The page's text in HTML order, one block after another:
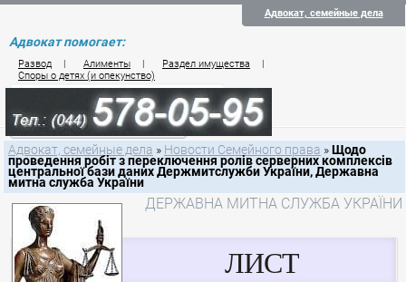
Адвокат, семейные дела
Адвокат помогает:
Развод | Алименты | Раздел имущества
|
Споры о детях (и опекунство)
Цены на услуги по семейному праву
Контакты семейного юриста
Адвокат, семейные дела » Новости Семейного права »Щодо
проведення робіт з переключення ролів серверних комплексів
центральної бази даних Держмитслужби України, Державна
митна служба України
ДЕРЖАВНА МИТНА СЛУЖБА УКРАЇНИ
ЛИСТ